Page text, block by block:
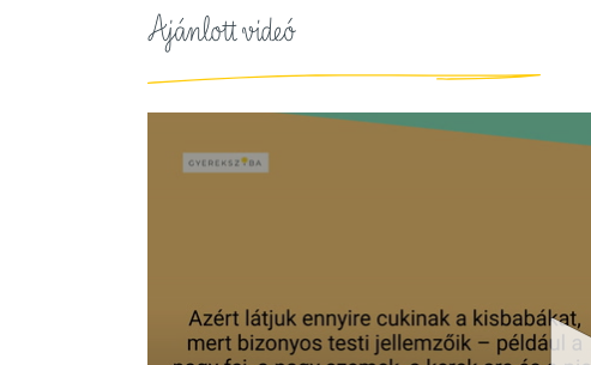
Ajánlott videó